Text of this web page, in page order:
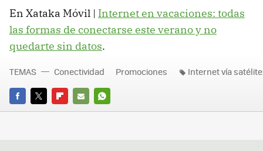
En Xataka Móvil | Internet en vacaciones: todas
las formas de conectarse este verano y no
quedarte sin datos.
FACEBOOK
TWITTERFLIPBOARD
E-
WHATSAPP
TEMAS Conectividad Promociones Internet vía satélite